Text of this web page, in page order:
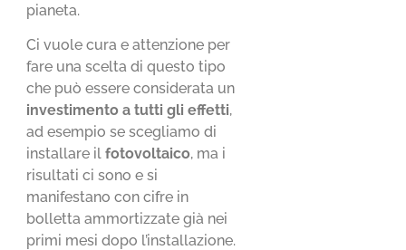
pianeta.
Ci vuole cura e attenzione per
fare una scelta di questo tipo
che può essere considerata un
investimento a tutti gli effetti,
ad esempio se scegliamo di
installare ilfotovoltaico, ma i
risultati ci sono e si
manifestano con cifre in
bolletta ammortizzate già nei
primi mesi dopo l’installazione.